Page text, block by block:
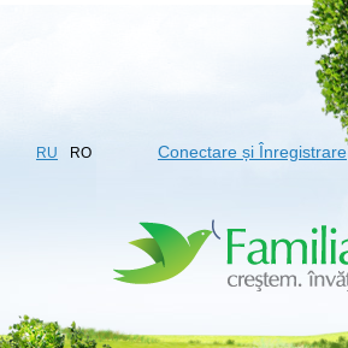
RU RO Conectare și Înregistrare